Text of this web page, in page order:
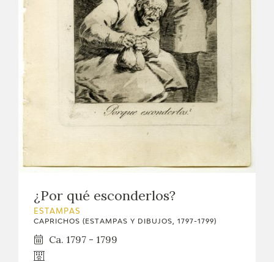
¿Por qué esconderlos?
ESTAMPAS
CAPRICHOS (ESTAMPAS Y DIBUJOS, 1797-1799)
Ca. 1797 - 1799